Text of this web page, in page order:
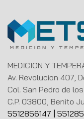
MEDICION Y
Av. Revolucion 407,
Col. San Pedro de
C.P. 03800, Benito
5512856147